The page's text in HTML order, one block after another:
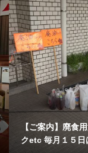
【ご案内】廃食
クetc 毎月１５日